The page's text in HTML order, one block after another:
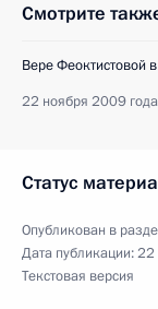
Смотрите
Вере Феоктистовой
22 ноября 2009 года
Статус
Опубликован в
Дата публикации:22
Текстовая версия